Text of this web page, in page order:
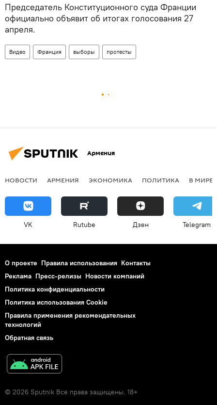
Председатель Конституционного суда Франции
официально объявит об итогах голосования 27
апреля.
Видео Франция выборы протесты
Армения
НОВОСТИ АРМЕНИЯ ЭКОНОМИКА ПОЛИТИКА В МИРЕ
VK Rutube Дзен Telegram
О проекте Правила использования Контакты
Реклама Пресс-релизы Новости компаний
Политика конфиденциальности
Политика использования Cookie
Правила применения рекомендательных
технологий
Обратная связь
© 2026 Sputnik Все права защищены. 18+